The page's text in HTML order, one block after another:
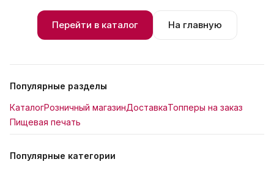
Перейти в каталог На главную
Популярные разделы
КаталогРозничный магазинДоставкаТопперы на заказ
Пищевая печать
Популярные категории